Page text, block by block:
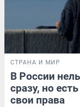
СТРАНА И МИР
В России
сразу, но
свои права